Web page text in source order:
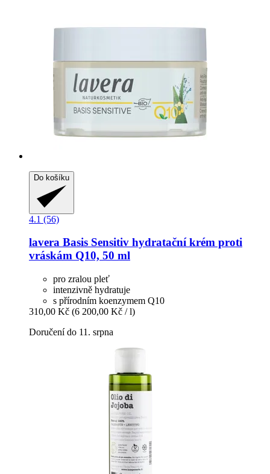
Do košíku
4.1 (56)
lavera Basis Sensitiv hydratační krém proti
vráskám Q10, 50 ml
pro zralou pleť
intenzivně hydratuje
s přírodním koenzymem Q10
310,00 Kč (6 200,00 Kč / l)
Doručení do 11. srpna